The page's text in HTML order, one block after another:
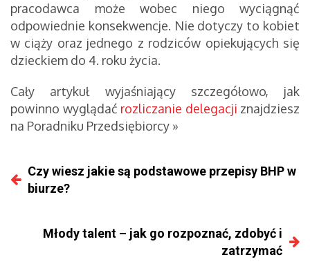
pracodawca może wobec niego wyciągnąć
odpowiednie konsekwencje. Nie dotyczy to kobiet
w ciąży oraz jednego z rodziców opiekujących się
dzieckiem do 4. roku życia.
Cały artykuł wyjaśniający szczegółowo, jak
powinno wyglądać rozliczanie delegacji znajdziesz
na Poradniku Przedsiębiorcy »
Czy wiesz jakie są podstawowe przepisy BHP w
biurze?
Młody talent – jak go rozpoznać, zdobyć i
zatrzymać